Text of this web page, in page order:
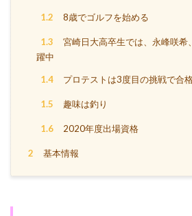
1.2 8歳でゴルフを始める
1.3
宮崎日大高卒生では、永峰咲希
躍中
1.4 プロテストは3度目の挑戦で合
1.5 趣味は釣り
1.6 2020年度出場資格
2 基本情報